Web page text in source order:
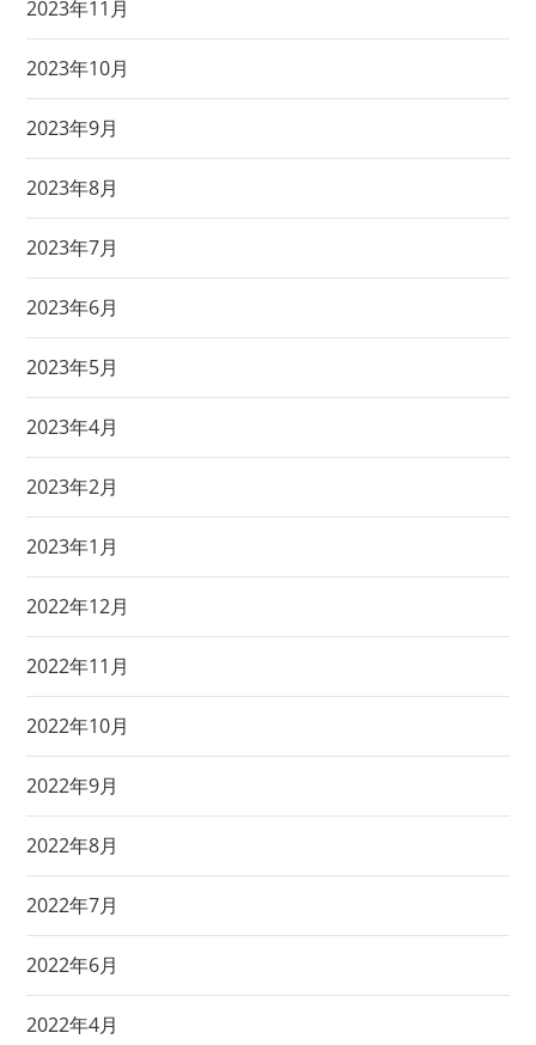
2023年11月
2023年10月
2023年9月
2023年8月
2023年7月
2023年6月
2023年5月
2023年4月
2023年2月
2023年1月
2022年12月
2022年11月
2022年10月
2022年9月
2022年8月
2022年7月
2022年6月
2022年4月